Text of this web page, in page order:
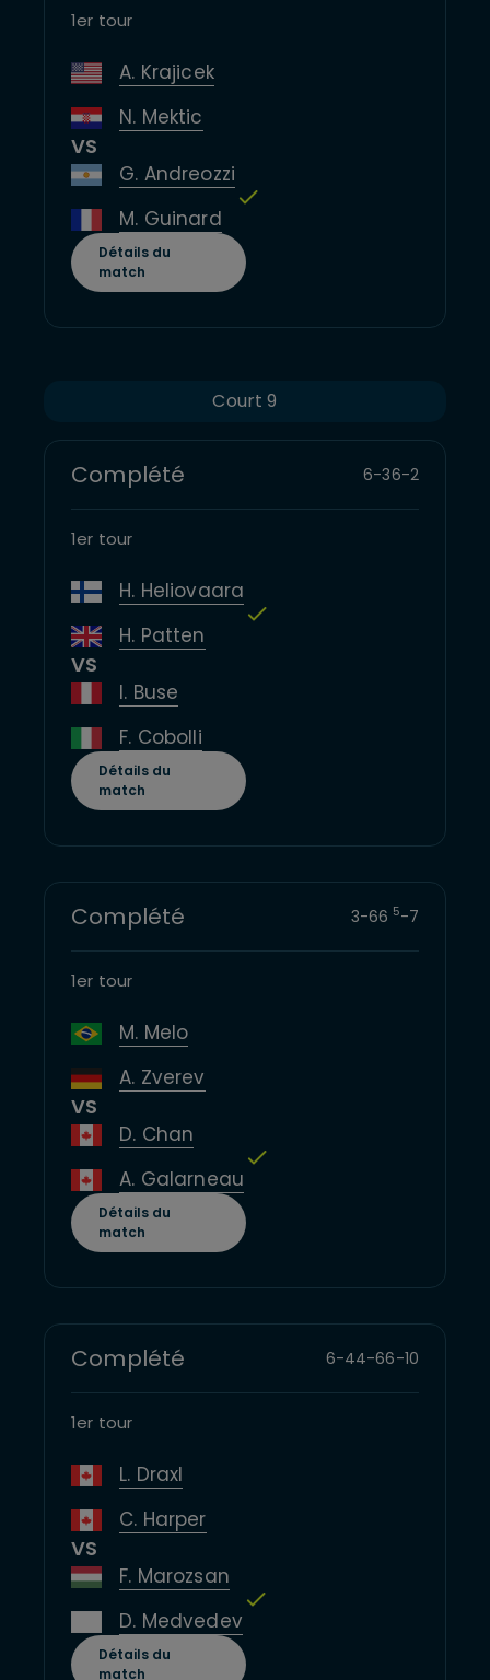
1er tour
A. Krajicek
N. Mektic
VS
G. Andreozzi
M. Guinard
Détails du
match
Court 9
Complété 6-36-2
1er tour
H. Heliovaara
H. Patten
VS
I. Buse
F. Cobolli
Détails du
match
Complété 3-66 5-7
1er tour
M. Melo
A. Zverev
VS
D. Chan
A. Galarneau
Détails du
match
Complété 6-44-66-10
1er tour
L. Draxl
C. Harper
VS
F. Marozsan
D. Medvedev
Détails du
match